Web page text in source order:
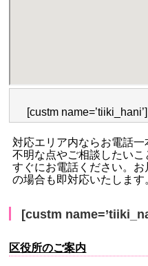
[custm name=’tiiki_hani’]
対応エリア内ならお電話
不明な点やご相談したい
すぐにお電話ください。
の場合も即対応いたします
[custm
区役所のご案内